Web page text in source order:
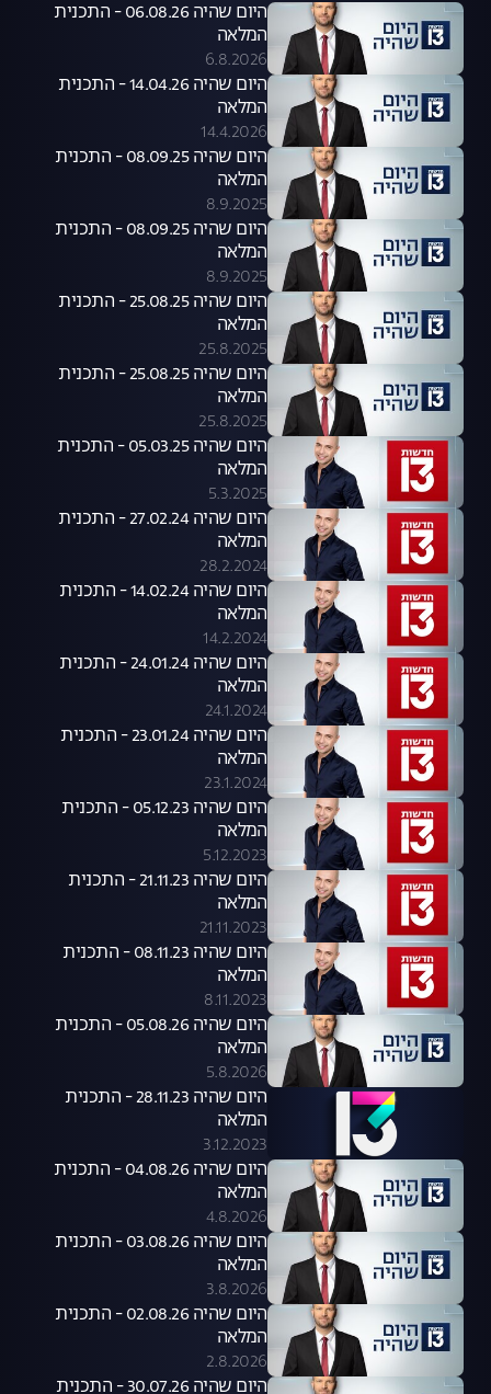
היום שהיה 06.08.26 - התכנית
המלאה
6.8.2026
היום שהיה 14.04.26 - התכנית
המלאה
14.4.2026
היום שהיה 08.09.25 - התכנית
המלאה
8.9.2025
היום שהיה 08.09.25 - התכנית
המלאה
8.9.2025
היום שהיה 25.08.25 - התכנית
המלאה
25.8.2025
היום שהיה 25.08.25 - התכנית
המלאה
25.8.2025
היום שהיה 05.03.25 - התכנית
המלאה
5.3.2025
היום שהיה 27.02.24 - התכנית
המלאה
28.2.2024
היום שהיה 14.02.24 - התכנית
המלאה
14.2.2024
היום שהיה 24.01.24 - התכנית
המלאה
24.1.2024
היום שהיה 23.01.24 - התכנית
המלאה
23.1.2024
היום שהיה 05.12.23 - התכנית
המלאה
5.12.2023
היום שהיה 21.11.23 - התכנית
המלאה
21.11.2023
היום שהיה 08.11.23 - התכנית
המלאה
8.11.2023
היום שהיה 05.08.26 - התכנית
המלאה
5.8.2026
היום שהיה 28.11.23 - התכנית
המלאה
3.12.2023
היום שהיה 04.08.26 - התכנית
המלאה
4.8.2026
היום שהיה 03.08.26 - התכנית
המלאה
3.8.2026
היום שהיה 02.08.26 - התכנית
המלאה
2.8.2026
היום שהיה 30.07.26 - התכנית